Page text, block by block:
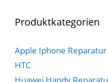
Produktkategorien
Apple Iphone
HTC
Huawei Handy